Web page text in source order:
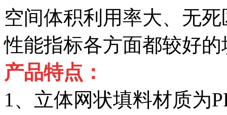
空间体积利用率大、无
性能指标各方面都较好的
产品特点：
1、立体网状填料材质为